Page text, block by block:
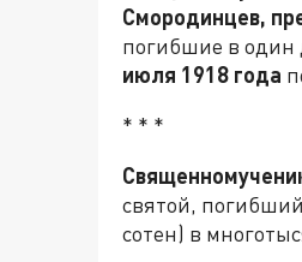
Смородинцев,
погибшие в один
июля 1918 года
* * *
святой,
сотен) в